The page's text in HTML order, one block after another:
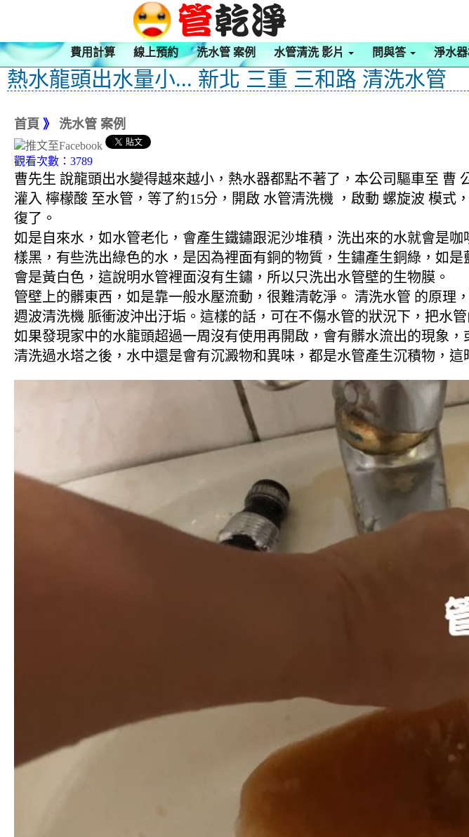
費用計算 線上預約 洗水管 案例 水管清洗 影片 問與答 淨水器
熱水龍頭出水量小... 新北 三重 三和路 清洗水管
首頁 》 洗水管 案例
觀看次數：3789
曹先生 說龍頭出水變得越來越小，熱水器都點不著了，本公司驅車至 曹
灌入 檸檬酸 至水管，等了約15分，開啟 水管清洗機 ，啟動 螺旋波 模
復了。
如是自來水，如水管老化，會產生鐵鏽跟泥沙堆積，洗出來的水就會是
樣黑，有些洗出綠色的水，是因為裡面有銅的物質，生鏽產生銅綠，如
會是黃白色，這說明水管裡面沒有生鏽，所以只洗出水管壁的生物膜。
管壁上的髒東西，如是靠一般水壓流動，很難清乾淨。 清洗水管 的原
週波清洗機 脈衝波沖出汙垢。這樣的話，可在不傷水管的狀況下，把水管
如果發現家中的水龍頭超過一周沒有使用再開啟，會有髒水流出的現象
清洗過水塔之後，水中還是會有沉澱物和異味，都是水管產生沉積物，這